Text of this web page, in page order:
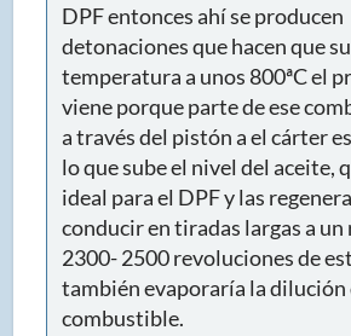
DPF entonces ahí se producen
detonaciones que hacen que
temperatura a unos 800ªC el
viene porque parte de ese
a través del pistón a el cárter
lo que sube el nivel del aceite,
ideal para el DPF y las
conducir en tiradas largas a un
2300- 2500 revoluciones de
también evaporaría la dilución
combustible.